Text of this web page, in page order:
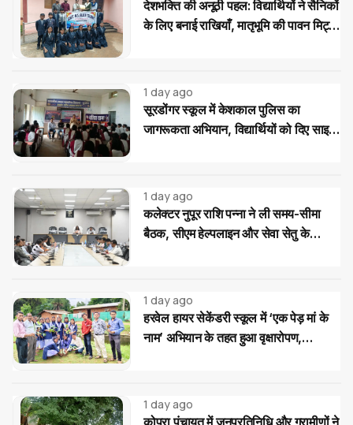
देशभक्ति की अनूठी पहल: विद्यार्थियों ने सैनिकों
के लिए बनाई राखियाँ, मातृभूमि की पावन मिट्टी
1 day ago
सूरडोंगर स्कूल में केशकाल पुलिस का
जागरूकता अभियान, विद्यार्थियों को दिए साइबर
1 day ago
कलेक्टर नुपूर राशि पन्ना ने ली समय-सीमा
बैठक, सीएम हेल्पलाइन और सेवा सेतु के
1 day ago
हरवेल हायर सेकेंडरी स्कूल में ‘एक पेड़ मां के
नाम’ अभियान के तहत हुआ वृक्षारोपण,
1 day ago
कोपरा पंचायत में जनप्रतिनिधि और ग्रामीणों ने